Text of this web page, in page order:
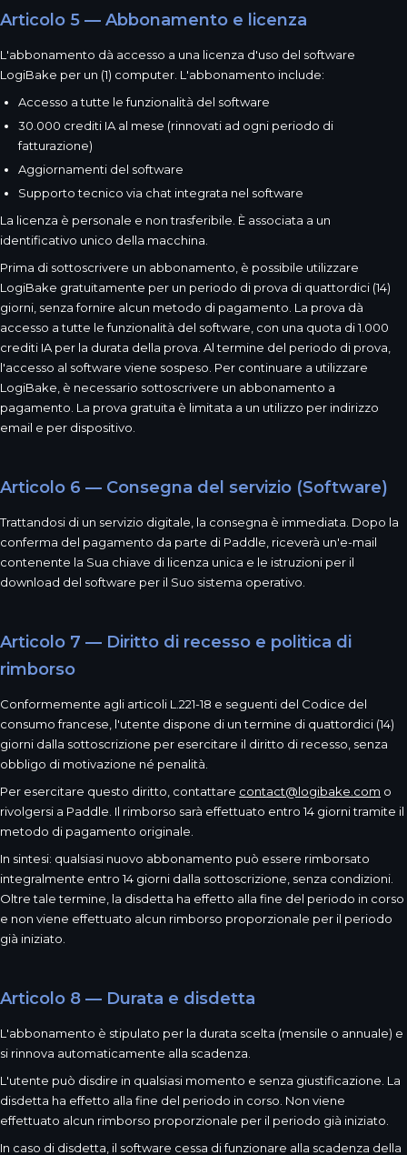
Articolo 5 — Abbonamento e licenza
L'abbonamento dà accesso a una licenza d'uso del software
LogiBake per un (1) computer. L'abbonamento include:
Accesso a tutte le funzionalità del software
30.000 crediti IA al mese (rinnovati ad ogni periodo di
fatturazione)
Aggiornamenti del software
Supporto tecnico via chat integrata nel software
La licenza è personale e non trasferibile. È associata a un
identificativo unico della macchina.
Prima di sottoscrivere un abbonamento, è possibile utilizzare
LogiBake gratuitamente per un periodo di prova di quattordici (14)
giorni, senza fornire alcun metodo di pagamento. La prova dà
accesso a tutte le funzionalità del software, con una quota di 1.000
crediti IA per la durata della prova. Al termine del periodo di prova,
l'accesso al software viene sospeso. Per continuare a utilizzare
LogiBake, è necessario sottoscrivere un abbonamento a
pagamento. La prova gratuita è limitata a un utilizzo per indirizzo
email e per dispositivo.
Articolo 6 — Consegna del servizio (Software)
Trattandosi di un servizio digitale, la consegna è immediata. Dopo la
conferma del pagamento da parte di Paddle, riceverà un'e-mail
contenente la Sua chiave di licenza unica e le istruzioni per il
download del software per il Suo sistema operativo.
Articolo 7 — Diritto di recesso e politica di
rimborso
Conformemente agli articoli L.221-18 e seguenti del Codice del
consumo francese, l'utente dispone di un termine di quattordici (14)
giorni dalla sottoscrizione per esercitare il diritto di recesso, senza
obbligo di motivazione né penalità.
Per esercitare questo diritto, contattare contact@logibake.com o
rivolgersi a Paddle. Il rimborso sarà effettuato entro 14 giorni tramite il
metodo di pagamento originale.
In sintesi: qualsiasi nuovo abbonamento può essere rimborsato
integralmente entro 14 giorni dalla sottoscrizione, senza condizioni.
Oltre tale termine, la disdetta ha effetto alla fine del periodo in corso
e non viene effettuato alcun rimborso proporzionale per il periodo
già iniziato.
Articolo 8 — Durata e disdetta
L'abbonamento è stipulato per la durata scelta (mensile o annuale) e
si rinnova automaticamente alla scadenza.
L'utente può disdire in qualsiasi momento e senza giustificazione. La
disdetta ha effetto alla fine del periodo in corso. Non viene
effettuato alcun rimborso proporzionale per il periodo già iniziato.
In caso di disdetta, il software cessa di funzionare alla scadenza della